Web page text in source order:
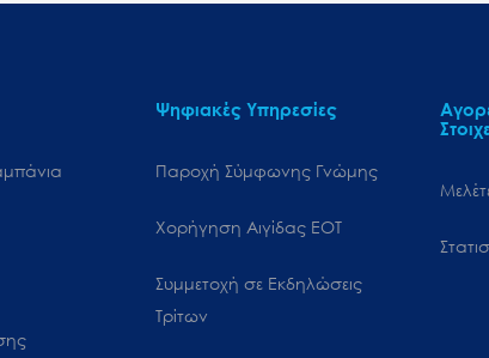
Ψηφιακές Υπηρεσίες
Παροχή Σύμφωνης Γνώμης
Χορήγηση Αιγίδας ΕΟΤ
Συμμετοχή σε Εκδηλώσεις
Τρίτων